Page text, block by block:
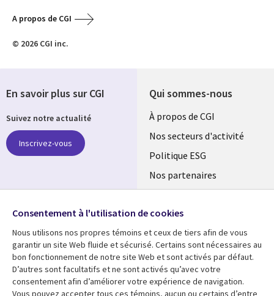
A propos de CGI
© 2026 CGI inc.
Qui sommes-nous
Useful
links
FRANCE
À propos de CGI
Nos secteurs d'activité
Politique ESG
Nos partenaires
l'ASM
Salle de presse
Fusions
En savoir plus sur CGI
Suivez notre actualité
Inscrivez-vous
Retrouvez-nous sur les
Social
Media
FRANCE
Consentement à l'utilisation de cookies
Nous utilisons nos propres témoins et ceux de tiers afin de vous
garantir un site Web fluide et sécurisé. Certains sont nécessaires au
bon fonctionnement de notre site Web et sont activés par défaut.
D’autres sont facultatifs et ne sont activés qu’avec votre
consentement afin d’améliorer votre expérience de navigation.
Vous pouvez accepter tous ces témoins, aucun ou certains d’entre